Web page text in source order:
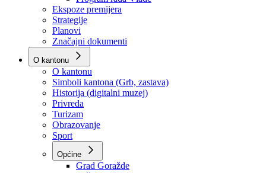
Vlada
Poslovnik
Program rada Vlade
Ekspoze premijera
Strategije
Planovi
Značajni dokumenti
O kantonu
O kantonu
Simboli kantona (Grb, zastava)
Historija (digitalni muzej)
Privreda
Turizam
Obrazovanje
Sport